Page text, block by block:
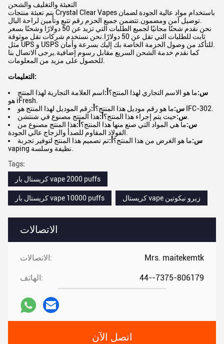
الاتصالات
الاتصالات: Mrs. maitekemtk
الهاتف: 44--7375-806179
اتصل الآن
التعبئة والتغليف والشحن
يتم تعبئة منتجات Crystal Clear Vapes باستخدام مواد عالية الجودة لضمان
توصيل آمن ومضمون.تتضمن جميع الحزم رقم تتبع وتأمين لراحة البال.
نحن نقدم شحنًا مجانيًا لجميع الطلبات التي تزيد عن 50 دولارًا وشحنًا بسعر
ثابت للطلبات التي تقل عن 50 دولارًا.نحن نستخدم شركات نقل موثوقة
مثل UPS و USPS للتأكد من وصول الحزمة الخاصة بك إليك بسرعة وأمان.
كما نقدم خدمة الشحن السريع مقابل رسوم إضافية.يرجى الاتصال بنا
للحصول على مزيد من المعلومات.
التعليمات:
س:ما هو الاسم التجاري لهذا المنتج؟ أ:اسم العلامة التجارية لهذا المنتج
هو iFresh.
س:ما هو رقم موديل هذا المنتج؟ أ:
رقم الموديل لهذا المنتج هو IFC-302.
س:حيث يتم إجراء هذا المنتج؟ أ:
هذا المنتج مصنوع في شنتشن.
س:ما هي المواد التي صنع منها هذا المنتج؟ أ:هذا المنتج مصنوع من
الفولاذ المقاوم للصدأ والزجاج عالي الجودة.
س:ما هو الغرض من هذا المنتج؟ أ:تم تصميم هذا المنتج لتوفير تجربة
vaping نظيفة وسلسة.
Tags:
كريستال بار vape 2000 puffs
كريستال بار vape 10000 puffs كريستال vape زيرو نيكوتين